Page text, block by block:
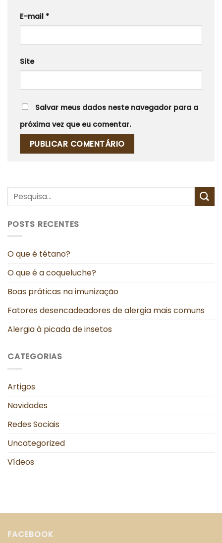
E-mail *
Site
Salvar meus dados neste navegador para a
próxima vez que eu comentar.
POSTS RECENTES
O que é tétano?
O que é a coqueluche?
Boas práticas na imunização
Fatores desencadeadores de alergia mais comuns
Alergia à picada de insetos
CATEGORIAS
Artigos
Novidades
Redes Sociais
Uncategorized
Vídeos
FACEBOOK